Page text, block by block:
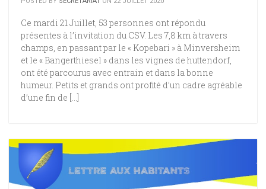
Ce mardi 21 Juillet, 53 personnes ont répondu
présentes à l’invitation du CSV. Les 7,8 km à travers
champs, en passant par le « Kopebari » à Minversheim
et le « Bangerthiesel » dans les vignes de huttendorf,
ont été parcourus avec entrain et dans la bonne
humeur. Petits et grands ont profité d’un cadre agréable
d’une fin de […]